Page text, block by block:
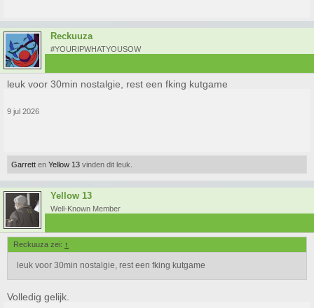
Reckuuza
#YOURIPWHATYOUSOW
leuk voor 30min nostalgie, rest een fking kutgame
9 jul 2026
Garrett en Yellow 13 vinden dit leuk.
Yellow 13
Well-Known Member
Reckuuza zei: ↑
leuk voor 30min nostalgie, rest een fking kutgame
Volledig gelijk.